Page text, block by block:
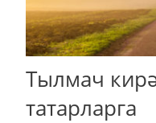
Тылмач
татарларга